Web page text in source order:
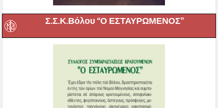
Σ.Σ.Κ.Βόλου “Ο ΕΣΤΑΥΡΩΜΕΝΟΣ”